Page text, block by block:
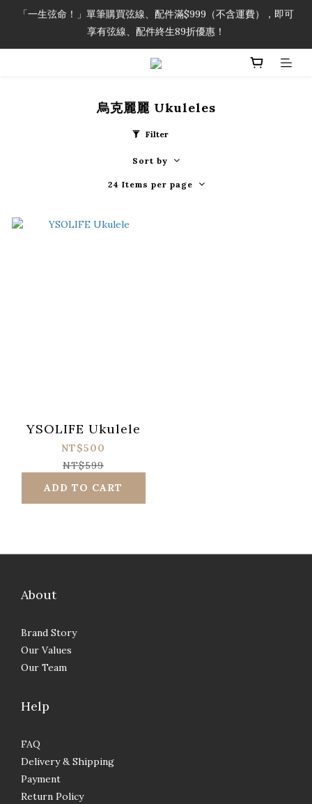
「一生弦命！」單筆購買弦線、配件滿$999（不含運費），即可
享有弦線、配件終生89折優惠！
「一生弦命！」單筆購買弦線、配件滿$999（不含運費），即可
享有弦線、配件終生89折優惠！
加入會員即領2000元購物金。 加入購物車查看更多折扣！
「一生弦命！」單筆購買弦線、配件滿$999（不含運費），即可
烏克麗麗 Ukuleles
Filter
Sort by
24 Items per page
YSOLIFE Ukulele
NT$500
NT$599
ADD TO CART
About
Brand Story
Our Values
Our Team
Help
FAQ
Delivery & Shipping
Payment
Return Policy